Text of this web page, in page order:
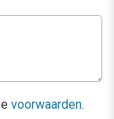
voorwaarden.